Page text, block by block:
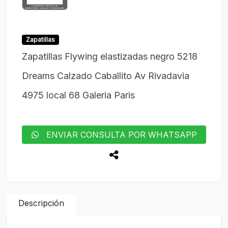
Zapatillas
Zapatillas Flywing elastizadas negro 5218
Dreams Calzado Caballito Av Rivadavia
4975 local 68 Galeria Paris
ENVIAR CONSULTA POR WHATSAPP
Descripción